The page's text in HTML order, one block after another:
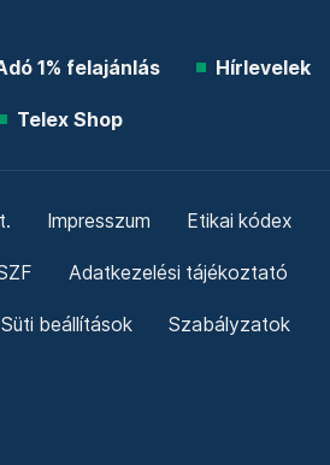
1% felajánlás Hírlevelek
Telex Shop
Impresszum Etikai kódex
Adatkezelési tájékoztató
Süti beállítások Szabályzatok